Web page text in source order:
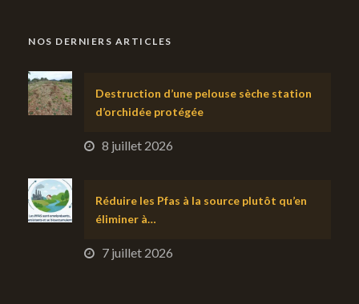
NOS DERNIERS ARTICLES
Destruction d’une pelouse sèche station
d’orchidée protégée
8 juillet 2026
Réduire les Pfas à la source plutôt qu’en
éliminer à…
7 juillet 2026